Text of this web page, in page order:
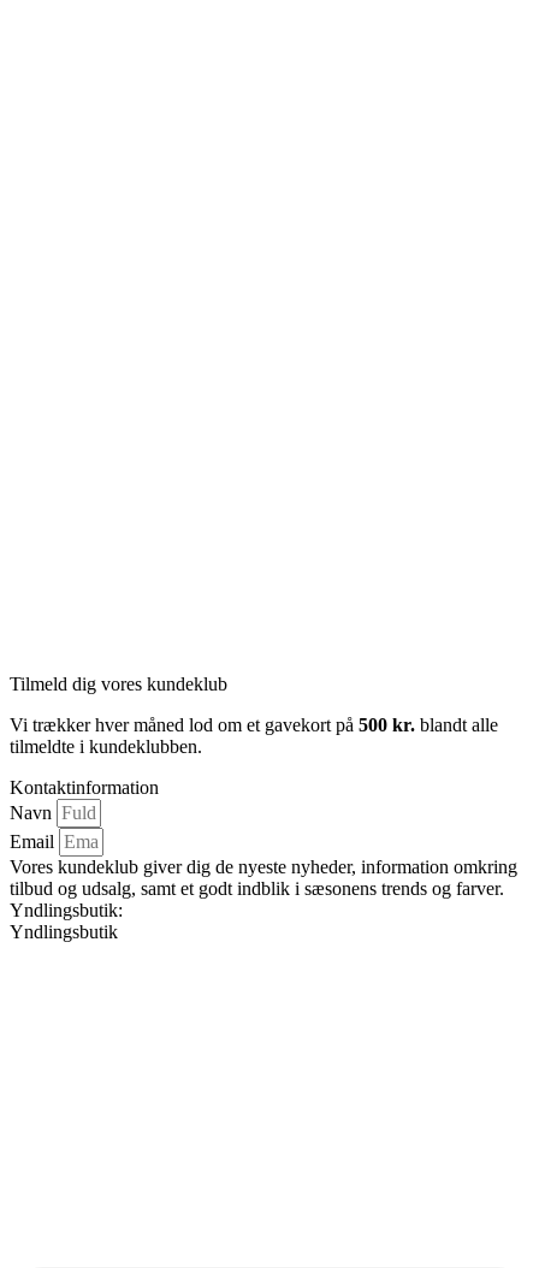
Tilmeld dig vores kundeklub
Vi trækker hver måned lod om et gavekort på 500 kr. blandt alle
tilmeldte i kundeklubben.
Kontaktinformation
Navn
Email
Vores kundeklub giver dig de nyeste nyheder, information omkring
tilbud og udsalg, samt et godt indblik i sæsonens trends og farver.
Yndlingsbutik:
Yndlingsbutik